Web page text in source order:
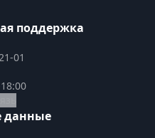
поддержка
01
данные